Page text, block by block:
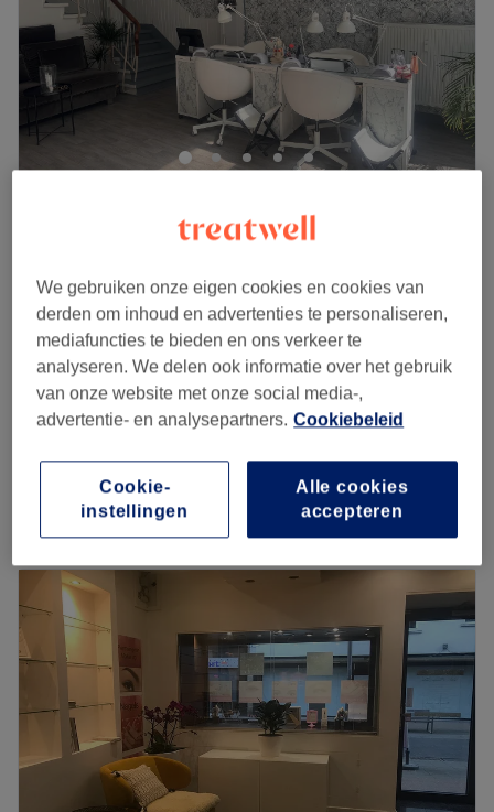
98 reviews
Antwerpen District, Antwerpen
Carbon laser-peeling
30 min
€120
Laserbehandeling - Gelaat
20 min
€40
1 u
Kort overzicht salongegevens
Dinsdag
Woensdag
19:00
Donderdag
10:00–
19:00
Vrijdag
10:00 –
19:00
Zaterdag
10:00
17:00
Zondag
10:00 13:00
Laseresthetiek is a beauty salon located in Antwerp, near
the city park. Come and discover the wide range of
We gebruiken onze eigen cookies en cookies van
derden om inhoud en advertenties te personaliseren,
mediafuncties te bieden en ons verkeer te
analyseren. We delen ook informatie over het gebruik
van onze website met onze social media-,
advertentie- en analysepartners. Cookiebeleid
Alle cookies
accepteren
Cookie-
instellingen